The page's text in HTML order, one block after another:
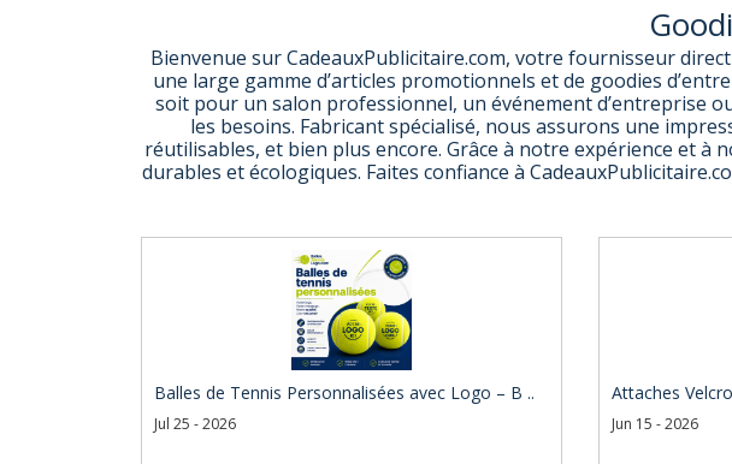
Bienvenue sur CadeauxPublicitaire.com, votre fournisseur
une large gamme d’articles promotionnels et de goodies
soit pour un salon professionnel, un événement d’entreprise
les besoins. Fabricant spécialisé, nous assurons une
réutilisables, et bien plus encore. Grâce à notre expérience et
durables et écologiques. Faites confiance à
Balles de Tennis Personnalisées avec Logo – B ..
Jul 25 - 2026
Attaches
Jun 15 - 2026